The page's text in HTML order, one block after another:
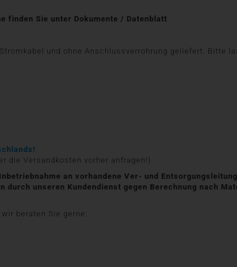
finden Sie unter Dokumente / Datenblatt
und ohne Anschlussverrohrung geliefert. Bitte
die Versandkosten vorher anfragen!)
an vorhandene Ver- und
durch unseren Kundendienst gegen Berechnung nach
beraten Sie gerne: